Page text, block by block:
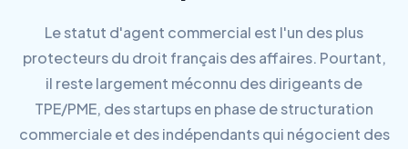
Le statut d'agent commercial est l'un des plus
protecteurs du droit français des affaires. Pourtant,
il reste largement méconnu des dirigeants de
TPE/PME, des startups en phase de structuration
commerciale et des indépendants qui négocient des